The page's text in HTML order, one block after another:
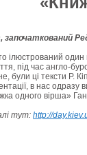
ілюстрований один
під час англо-
були ці тексти Р.
в нас одразу
одного вірша»
тут: http://